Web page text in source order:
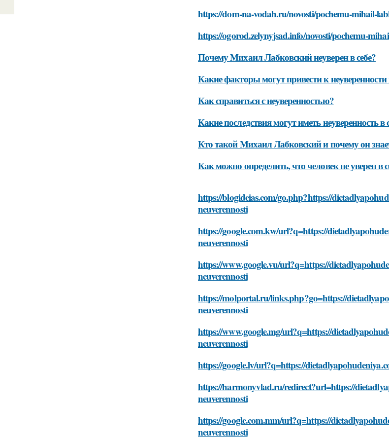
https://dom-na-vodah.ru/novosti/pochemu-mihail-
https://ogorod.zelynyjsad.info/novosti/pochemu-
Почему Михаил Лабковский неуверен в себе?
Какие факторы могут привести к неуверенности
Как справиться с неуверенностью?
Какие последствия могут иметь неуверенность в
Кто такой Михаил Лабковский и почему он
Как можно определить, что человек не уверен в
https://blogideias.com/go.php?https://
neuverennosti
https://google.com.kw/url?q=https://
neuverennosti
https://www.google.vu/url?q=https://
neuverennosti
https://molportal.ru/links.php?go=https://
neuverennosti
https://www.google.mg/url?q=https://
neuverennosti
https://google.lv/url?q=https://
https://harmonyvlad.ru/redirect?url=https://
neuverennosti
https://google.com.mm/url?q=https://
neuverennosti